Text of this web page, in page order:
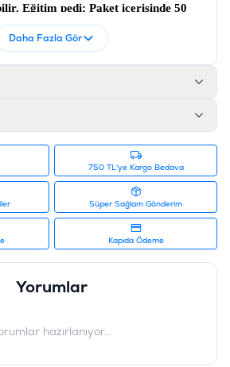
Eğitim pedi; Paket içerisinde 50
Daha Fazla Gör
750 TL'ye Kargo Bedava
Süper Sağlam Gönderim
Kapıda Ödeme
Yorumlar
hazırlanıyor...